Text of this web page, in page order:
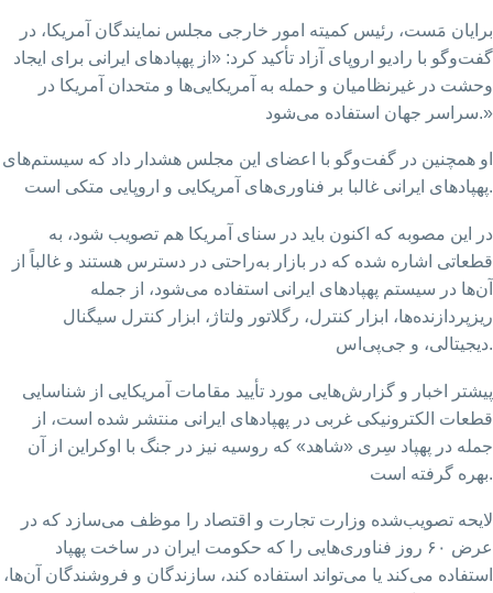
برایان مَست، رئیس کمیته امور خارجی مجلس نمایندگان آمریکا، در
گفت‌وگو با رادیو اروپای آزاد تأکید کرد: «از پهپادهای ایرانی برای ایجاد
وحشت در غیرنظامیان و حمله به آمریکایی‌ها و متحدان آمریکا در
سراسر جهان استفاده می‌شود.»
او همچنین در گفت‌وگو با اعضای این مجلس هشدار داد که سیستم‌های
پهپادهای ایرانی غالبا بر فناوری‌های آمریکایی و اروپایی متکی است.
در این مصوبه که اکنون باید در سنای آمریکا هم تصویب شود، به
قطعاتی اشاره شده که در بازار به‌راحتی در دسترس هستند و غالباً از
آن‌ها در سیستم پهپادهای ایرانی استفاده می‌شود،‌ از جمله
ریزپردازنده‌ها، ابزار کنترل، رگلاتور ولتاژ، ابزار کنترل سیگنال
دیجیتالی، و جی‌پی‌اس.
پیشتر اخبار و گزارش‌هایی مورد تأیید مقامات آمریکایی از شناسایی
قطعات الکترونیکی غربی در پهپادهای ایرانی منتشر شده است،‌ از
جمله در پهپاد سِری «شاهد» که روسیه نیز در جنگ با اوکراین از آن
بهره گرفته است.
لایحه تصویب‌شده وزارت تجارت و اقتصاد را موظف می‌سازد که در
عرض ۶۰ روز فناوری‌هایی را که حکومت ایران در ساخت پهپاد
استفاده می‌کند یا می‌تواند استفاده کند، سازندگان و فروشندگان آن‌ها،